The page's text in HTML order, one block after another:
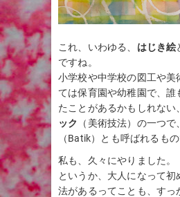
これ、いわゆる、 はじき絵
ですね。
小学校や中学校の図工や美
ては保育園や幼稚園で、誰
たことがあるかもしれない、
ック
（美術技法）の一つで、
（Batik）とも呼ばれるもの
私も、久々にやりました。
というか、大人になって初
法があるってことも、すっ